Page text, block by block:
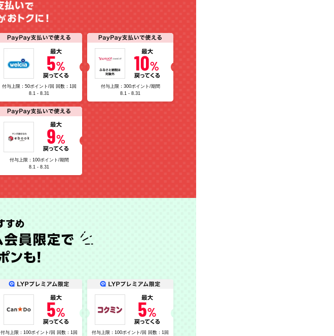
付与上限：50ポイント/回 回数：1回
8.1 - 8.31
付与上限：300ポイント/期間
8.1 - 8.31
付与上限：100ポイント/期間
8.1 - 8.31
付与上限：100ポイント/回 回数：1回
付与上限：100ポイント/回 回数：1回